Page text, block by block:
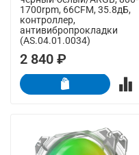
1700rpm, 66CFM, 35.8дБ,
контроллер,
антивибропрокладки
(AS.04.01.0034)
2 840 ₽